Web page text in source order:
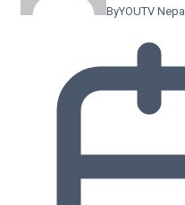
ByYOUTV Nepal